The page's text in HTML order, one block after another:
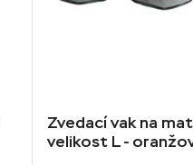
Zvedací vak na
velikost L -